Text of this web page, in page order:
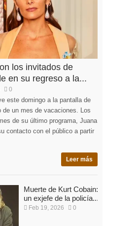
los invitados de
en su regreso a la...
0
este domingo a la pantalla de
de un mes de vacaciones. Los
de su último programa, Juana
contacto con el público a partir
Leer más
Muerte de Kurt Cobain:
un exjefe de la policía...
Feb 19, 2026 0